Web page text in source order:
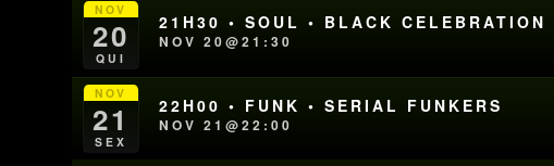
NOV
20
QUI
21H30 • SOUL • BLACK CELEBRATION
NOV 20@21:30
NOV
21
SEX
22H00 • FUNK • SERIAL FUNKERS
NOV 21@22:00